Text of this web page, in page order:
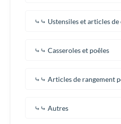
⤷⤷ Ustensiles et articles de
⤷⤷ Casseroles et poêles
⤷⤷ Articles de rangement
⤷⤷ Autres